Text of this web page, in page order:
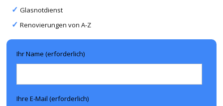
Glasnotdienst
Renovierungen von A-Z
Ihr Name (erforderlich)
Ihre E-Mail (erforderlich)